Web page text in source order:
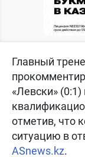
Главный
«Левски»
отметив, что
ситуацию в
ASnews.kz.